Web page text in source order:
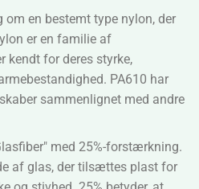
om en bestemt type nylon, der
er en familie af
kendt for deres styrke,
PA610 har
sammenlignet med andre
med 25%-forstærkning.
af glas, der tilsættes plast for